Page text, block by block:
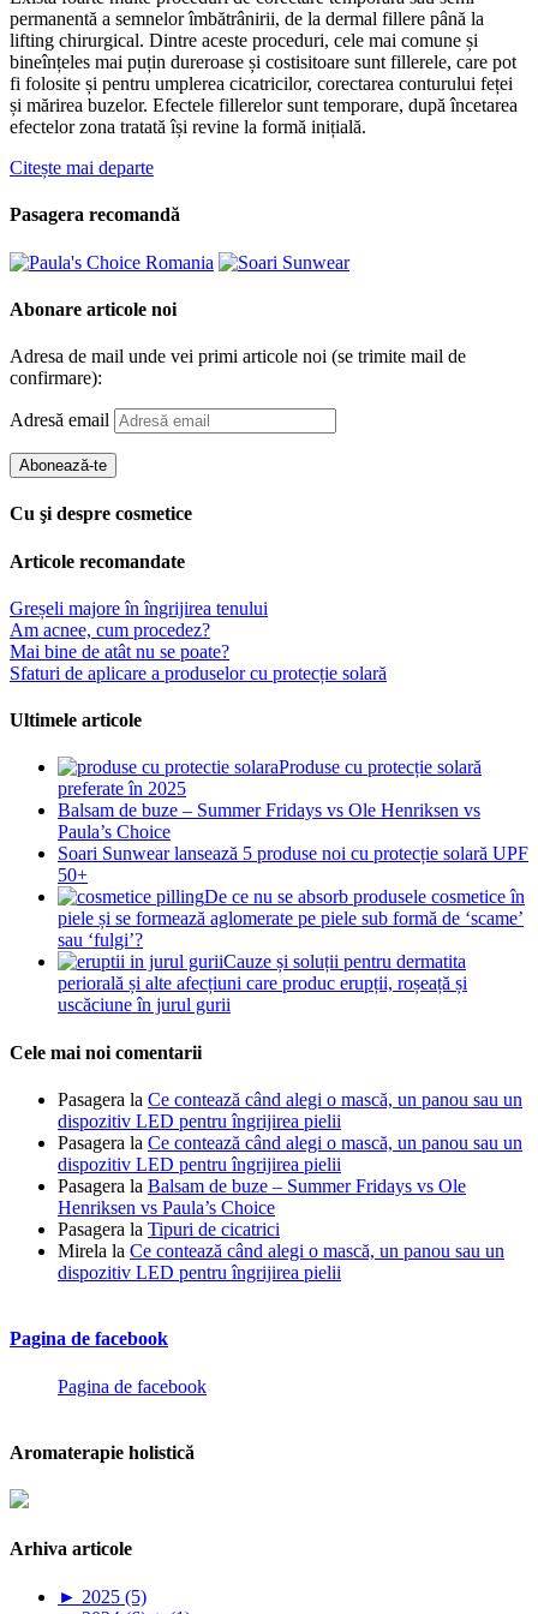
permanentă a semnelor îmbătrânirii, de la dermal fillere până la
lifting chirurgical. Dintre aceste proceduri, cele mai comune și
bineînțeles mai puțin dureroase și costisitoare sunt fillerele, care pot
fi folosite și pentru umplerea cicatricilor, corectarea conturului feței
și mărirea buzelor. Efectele fillerelor sunt temporare, după încetarea
efectelor zona tratată își revine la formă inițială.
Citește mai departe
Pasagera recomandă
Abonare articole noi
Adresa de mail unde vei primi articole noi (se trimite mail de
confirmare):
Adresă email
Abonează-te
Cu şi despre cosmetice
Articole recomandate
Greșeli majore în îngrijirea tenului
Am acnee, cum procedez?
Mai bine de atât nu se poate?
Sfaturi de aplicare a produselor cu protecție solară
Ultimele articole
Produse cu protecție solară
preferate în 2025
Balsam de buze – Summer Fridays vs Ole Henriksen vs
Paula’s Choice
Soari Sunwear lansează 5 produse noi cu protecție solară UPF
50+
De ce nu se absorb produsele cosmetice în
piele și se formează aglomerate pe piele sub formă de ‘scame’
sau ‘fulgi’?
Cauze și soluții pentru dermatita
periorală și alte afecțiuni care produc erupții, roșeață și
uscăciune în jurul gurii
Cele mai noi comentarii
Pasagera la Ce contează când alegi o mască, un panou sau un
dispozitiv LED pentru îngrijirea pielii
Pasagera la Ce contează când alegi o mască, un panou sau un
dispozitiv LED pentru îngrijirea pielii
Pasagera la Balsam de buze – Summer Fridays vs Ole
Henriksen vs Paula’s Choice
Pasagera la Tipuri de cicatrici
Mirela la Ce contează când alegi o mască, un panou sau un
dispozitiv LED pentru îngrijirea pielii
Pagina de facebook
Pagina de facebook
Aromaterapie holistică
Arhiva articole
► 2025 (5)